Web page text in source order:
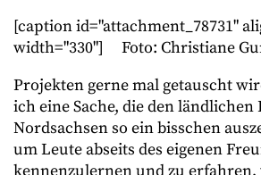
[caption id="attachment_78731"
width="330"]
Foto: Christiane
Projekten gerne mal getauscht
ich eine Sache, die den ländlichen
Nordsachsen so ein bisschen
um Leute abseits des eigenen